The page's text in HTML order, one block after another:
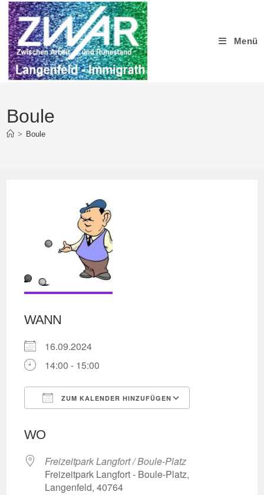
Zum
Inhalt
springen
Menü
Boule
> Boule
WANN
16.09.2024
14:00 - 15:00
ZUM KALENDER HINZUFÜGEN
WO
Freizeitpark Langfort / Boule-Platz
Freizeitpark Langfort - Boule-Platz,
Langenfeld, 40764